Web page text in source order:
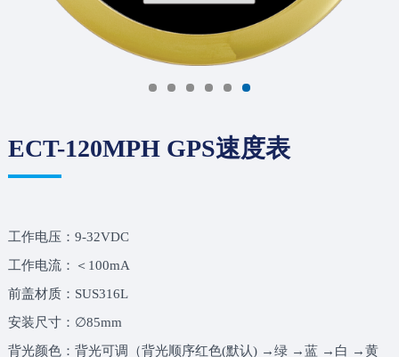
ECT-120MPH GPS速度表
工作电压：9-32VDC
工作电流：＜100mA
前盖材质：SUS316L
安装尺寸：∅85mm
背光颜色：背光可调（背光顺序红色(默认) →绿 →蓝 →白 →黄